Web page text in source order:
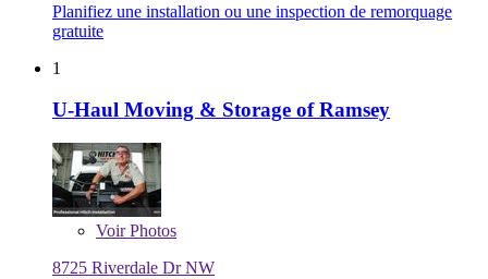
Planifiez une installation ou une inspection de remorquage
gratuite
1
U-Haul Moving & Storage of Ramsey
VoirPhotos
8725 Riverdale Dr NW